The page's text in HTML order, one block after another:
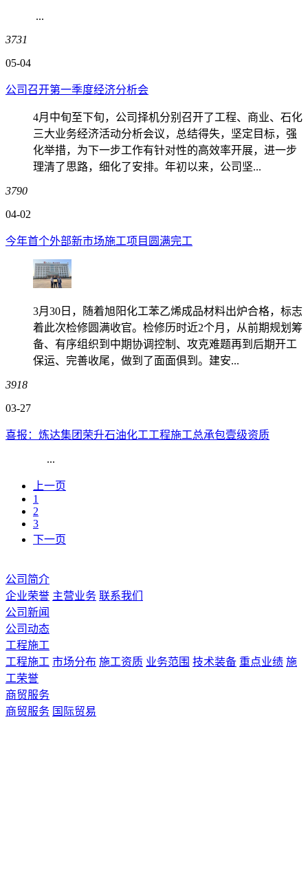
...
3731
05-04
公司召开第一季度经济分析会
4月中旬至下旬，公司择机分别召开了工程、商业、石化
三大业务经济活动分析会议，总结得失，坚定目标，强
化举措，为下一步工作有针对性的高效率开展，进一步
理清了思路，细化了安排。年初以来，公司坚...
3790
04-02
今年首个外部新市场施工项目圆满完工
3月30日，随着旭阳化工苯乙烯成品材料出炉合格，标志
着此次检修圆满收官。检修历时近2个月，从前期规划筹
备、有序组织到中期协调控制、攻克难题再到后期开工
保运、完善收尾，做到了面面俱到。建安...
3918
03-27
喜报：炼达集团荣升石油化工工程施工总承包壹级资质
...
上一页
1
2
3
下一页
公司简介
企业荣誉 主营业务 联系我们
公司新闻
公司动态
工程施工
工程施工 市场分布 施工资质 业务范围 技术装备 重点业绩 施
工荣誉
商贸服务
商贸服务 国际贸易